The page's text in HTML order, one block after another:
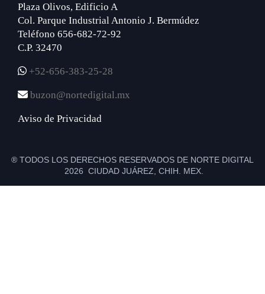
Plaza Olivos, Edificio A
Col. Parque Industrial Antonio J. Bermúdez
Teléfono 656-682-72-92
C.P. 32470
+52-656-383-25-28
buzon@nortedigital.mx
Aviso de Privacidad
® TODOS LOS DERECHOS RESERVADOS DE NORTE DIGITAL
2026 CIUDAD JUÁREZ, CHIH. MEX.